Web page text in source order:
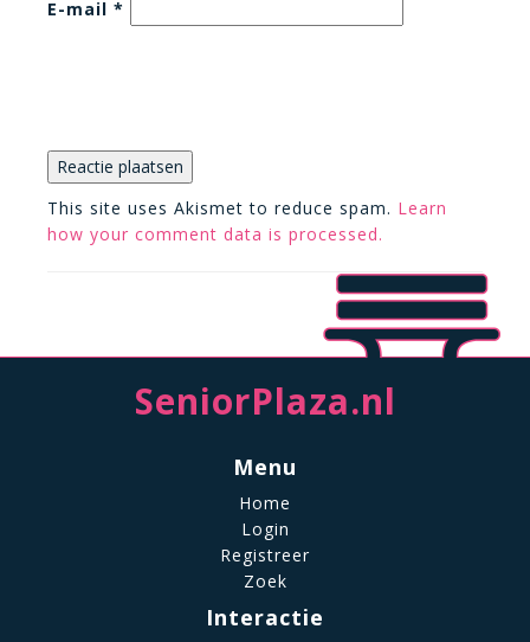
E-mail *
This site uses Akismet to reduce spam. Learn
how your comment data is processed.
SeniorPlaza.nl
Menu
Home
Login
Registreer
Zoek
Interactie